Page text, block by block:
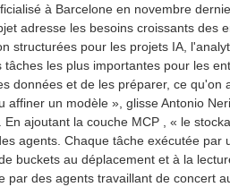
à Barcelone en novembre
adresse les besoins croissants des
structurées pour les projets IA,
tâches les plus importantes pour les
données et de les préparer, ce qu'on
affiner un modèle », glisse Antonio
En ajoutant la couche MCP , « le
agents. Chaque tâche exécutée par
buckets au déplacement et à la
par des agents travaillant de concert